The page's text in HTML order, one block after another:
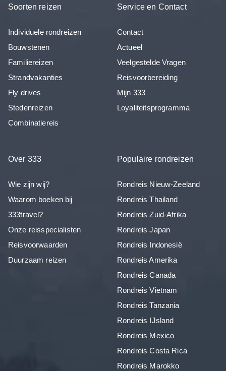
Soorten reizen
Individuele rondreizen
Bouwstenen
Familiereizen
Strandvakanties
Fly drives
Stedenreizen
Combinatiereis
Service en Contact
Contact
Actueel
Veelgestelde Vragen
Reisvoorbereiding
Mijn 333
Loyaliteitsprogramma
Over 333
Wie zijn wij?
Waarom boeken bij
333travel?
Onze reisspecialisten
Reisvoorwaarden
Duurzaam reizen
Populaire rondreizen
Rondreis Nieuw-Zeeland
Rondreis Thailand
Rondreis Zuid-Afrika
Rondreis Japan
Rondreis Indonesië
Rondreis Amerika
Rondreis Canada
Rondreis Vietnam
Rondreis Tanzania
Rondreis IJsland
Rondreis Mexico
Rondreis Costa Rica
Rondreis Marokko